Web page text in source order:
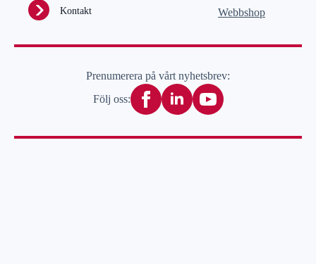
Kontakt Webbshop
Prenumerera på vårt nyhetsbrev:
Följ oss: